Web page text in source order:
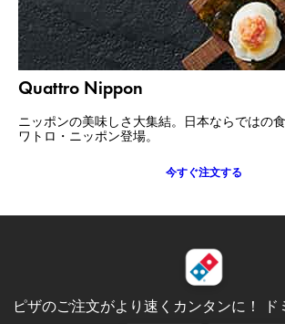
Quattro Nippon
ニッポンの美味しさ大集結。日本ならではの
ワトロ・ニッポン登場。
今すぐ注文する​
ピザのご注文がより速くカンタンに！